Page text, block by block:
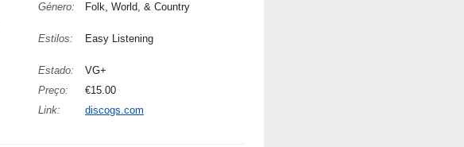
Género: Folk, World, & Country
Estilos: Easy Listening
Estado:
VG+
Preço:
€15.00
Link:
discogs.com